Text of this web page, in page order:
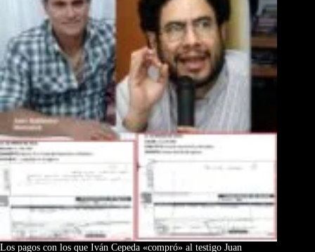
Los pagos con los que Iván Cepeda «compró» al testigo Juan